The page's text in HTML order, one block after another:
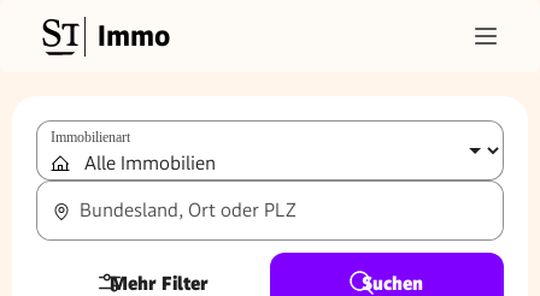
Immo
Immobilienart
Bundesland, Ort oder PLZ
Mehr Filter Suchen